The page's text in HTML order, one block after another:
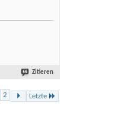
Zitieren
2 Letzte